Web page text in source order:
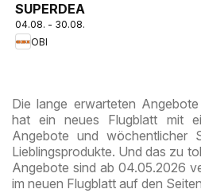
SUPERDEALS!
04.08. - 30.08.2026
OBI
Die lange erwarteten
hat ein neues Flugblatt mit
Angebote und wöchentlicher
Lieblingsprodukte. Und das zu
Angebote sind ab 04.05.2026
im neuen Flugblatt auf den